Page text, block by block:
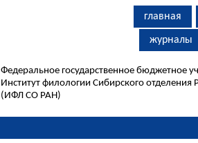
главная
журналы
Федеральное государственное бюджетное
Институт филологии Сибирского отделения
(ИФЛ СО РАН)